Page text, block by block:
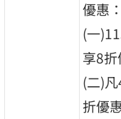
優惠
(一
享8
(二)
折優